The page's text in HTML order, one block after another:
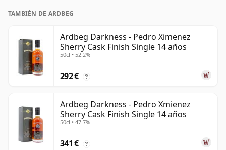
TAMBIÉN DE ARDBEG
Ardbeg Darkness - Pedro Ximenez
Sherry Cask Finish Single 14 años
50cl • 52.2%
292 € ?
Ardbeg Darkness - Pedro Xmienez
Sherry Cask Finish Single 14 años
50cl • 47.7%
341 € ?